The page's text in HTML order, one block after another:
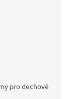
pro dechové